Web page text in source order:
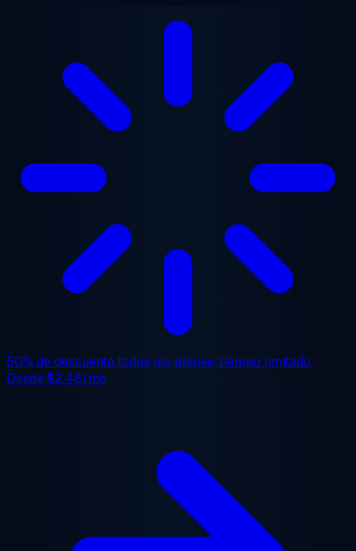
50% de descuento todos los planes, tiempo limitado.
Desde$2.48/mo